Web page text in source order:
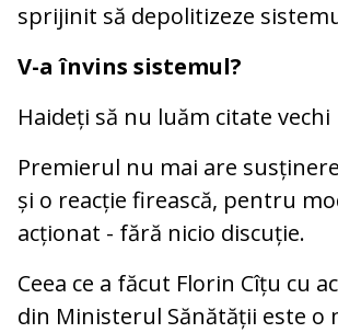
sprijinit să depolitizeze
V-a învins sistemul?
Haideți să nu luăm citate vechi
Premierul nu mai are
și o reacție firească, pentru
acționat - fără nicio discuție.
Ceea ce a făcut Florin Cîțu cu
din Ministerul Sănătății este o